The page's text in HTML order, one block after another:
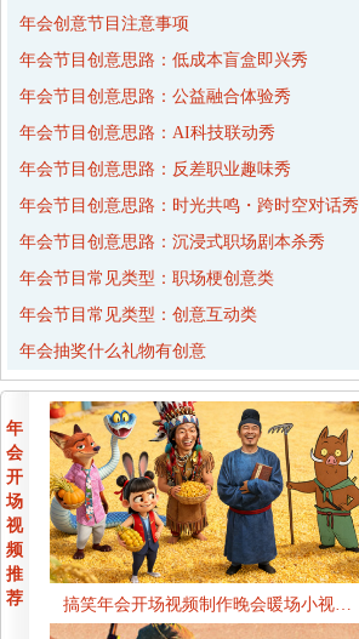
年会创意节目注意事项
年会节目创意思路：低成本盲盒即兴秀
年会节目创意思路：公益融合体验秀
年会节目创意思路：AI科技联动秀
年会节目创意思路：反差职业趣味秀
年会节目创意思路：时光共鸣・跨时空对话秀
年会节目创意思路：沉浸式职场剧本杀秀
年会节目常见类型：职场梗创意类
年会节目常见类型：创意互动类
年会抽奖什么礼物有创意
年
会
开
场
视
频
推
荐
搞笑年会开场视频制作晚会暖场小视…